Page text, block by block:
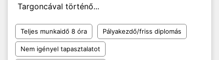
Targoncával történő...
Teljes munkaidő 8 óra Pályakezdő/friss diplomás
Nem igényel tapasztalatot